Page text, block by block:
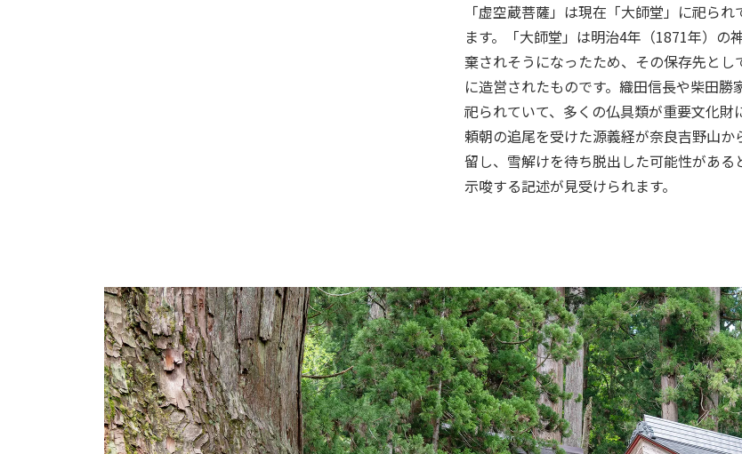
「虚空蔵菩薩」は現在「大師堂」に祀ら
ます。「大師堂」は明治4年（1871年）
棄されそうになったため、その保存先と
に造営されたものです。織田信長や柴田
祀られていて、多くの仏具類が重要文化
頼朝の追尾を受けた源義経が奈良吉野山
留し、雪解けを待ち脱出した可能性があ
示唆する記述が見受けられます。